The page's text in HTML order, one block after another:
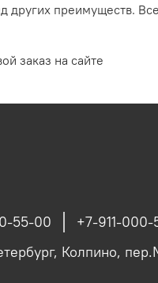
других преимуществ.
заказ на сайте
55-00
+7-911-
Колпино,